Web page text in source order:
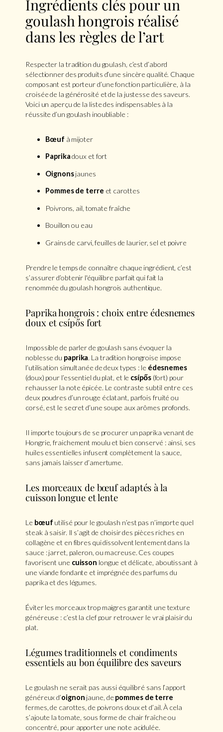
Ingrédients clés pour un
goulash hongrois réalisé
dans les règles de l’art
Respecter la tradition du goulash, c’est d’abord
sélectionner des produits d’une sincère qualité. Chaque
composant est porteur d’une fonction particulière, à la
croisée de la générosité et de la justesse des saveurs.
Voici un aperçu de la liste des indispensables à la
réussite d’un goulash inoubliable :
Bœuf à mijoter
Paprikadoux et fort
Oignonsjaunes
Pommes de terre et carottes
Poivrons, ail, tomate fraîche
Bouillon ou eau
Grains de carvi, feuilles de laurier, sel et poivre
Prendre le temps de connaître chaque ingrédient, c’est
s’assurer d’obtenir l'équilibre parfait qui fait la
renommée du goulash hongrois authentique.
Paprika hongrois : choix entre édesnemes
doux et csípős fort
Impossible de parler de goulash sans évoquer la
noblesse du paprika. La tradition hongroise impose
l’utilisation simultanée de deux types : le édesnemes
(doux) pour l’essentiel du plat, et le csípős(fort) pour
rehausser la note épicée. Le contraste subtil entre ces
deux poudres d’un rouge éclatant, parfois fruité ou
corsé, est le secret d’une soupe aux arômes profonds.
Il importe toujours de se procurer un paprika venant de
Hongrie, fraichement moulu et bien conservé : ainsi, ses
huiles essentielles infusent complètement la sauce,
sans jamais laisser d’amertume.
Les morceaux de bœuf adaptés à la
cuisson longue et lente
Le bœuf utilisé pour le goulash n’est pas n’importe quel
steak à saisir. Il s’agit de choisir des pièces riches en
collagène et en fibres qui dissolvent lentement dans la
sauce : jarret, paleron, ou macreuse. Ces coupes
favorisent une cuisson longue et délicate, aboutissant à
une viande fondante et imprégnée des parfums du
paprika et des légumes.
Éviter les morceaux trop maigres garantit une texture
généreuse : c’est la clef pour retrouver le vrai plaisir du
plat.
Légumes traditionnels et condiments
essentiels au bon équilibre des saveurs
Le goulash ne serait pas aussi équilibré sans l’apport
généreux d’oignon jaune, de pommes de terre
fermes, de carottes, de poivrons doux et d’ail. À cela
s’ajoute la tomate, sous forme de chair fraîche ou
concentré, pour apporter une note acidulée.